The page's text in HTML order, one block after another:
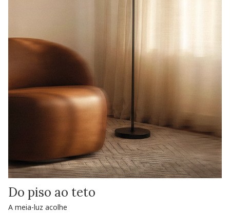
Do piso ao teto
A meia-luz acolhe